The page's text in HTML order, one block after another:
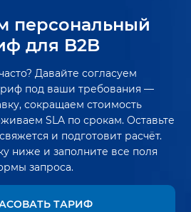
персональный
для B2B
Давайте согласуем
под ваши требования —
сокращаем стоимость
SLA по срокам. Оставьте
и подготовит расчёт.
ниже и заполните все поля
запроса.
ТАРИФ